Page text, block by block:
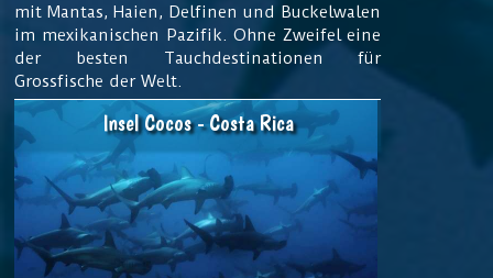
mit Mantas, Haien, Delfinen und Buckelwalen
im mexikanischen Pazifik. Ohne Zweifel eine
der besten Tauchdestinationen für
Grossfische der Welt.
Insel Cocos - Costa Rica